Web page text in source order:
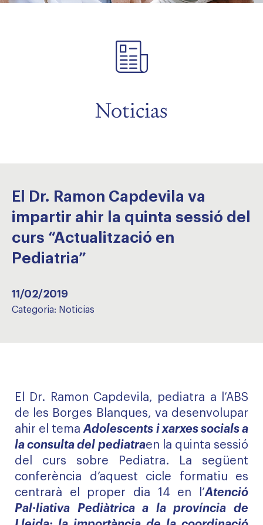
Noticias
El Dr. Ramon Capdevila va
impartir ahir la quinta sessió del
curs “Actualització en
Pediatria”
11/02/2019
Categoria: Noticias
El Dr. Ramon Capdevila, pediatra a l’ABS
de les Borges Blanques, va desenvolupar
ahir el temaAdolescents i xarxes socials a
la consulta del pediatraen la quinta sessió
del curs sobre Pediatra. La següent
conferència d’aquest cicle formatiu es
centrarà el proper dia 14 en l’Atenció
Pal·liativa Pediàtrica a la província de